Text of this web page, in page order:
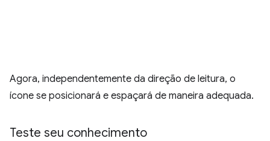
Agora, independentemente da direção de leitura, o
ícone se posicionará e espaçará de maneira adequada.
Teste seu conhecimento